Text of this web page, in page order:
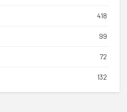
418
99
72
132